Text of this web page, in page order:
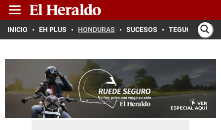
INICIO EH PLUS HONDURAS SUCESOS TEGUCIGALPA